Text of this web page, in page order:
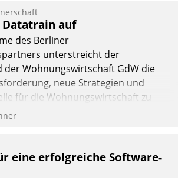
daher
Berliner Datatrain GmbH den
digitalisiert.
auf
des Berliner
unterstreicht der
der Wohnungswirtschaft GdW die
neue Strategien und
für die Wohnungswirtschaft zu
eine erfolgreiche Software-